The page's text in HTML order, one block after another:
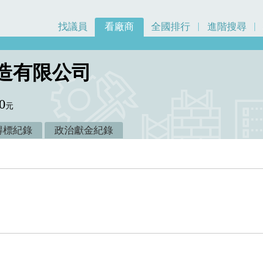
找議員 看廠商 全國排行 進階搜尋
有限公司
元
標紀錄 政治獻金紀錄